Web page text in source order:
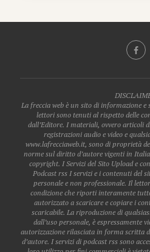
La freccia web è un sito di informazione
lettori sono tenuti al rispetto delle
dall’Editore. I materiali, ovvero articoli
registrazioni audio e video e
www.lafrecciaweb.it, sono di proprietà
norme sul diritto d’autore vigenti in
copyright. I Servizi del Sito Upload e
Podcast rss I servizi e i contenuti del
personale e non professionale. Il
condizione che riporti interamente
autorizzato a scaricare e copiare i
scaricabile. La riproduzione di
dall’uso personale, è espressamente
autorizzazione rilasciata in forma scritta
d’autore. I servizi di podcast rss sono